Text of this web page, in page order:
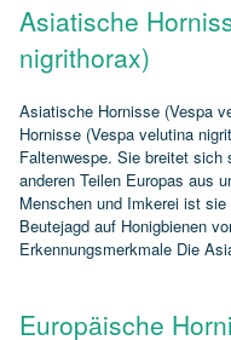
Asiatische
nigrithorax)
Asiatische Hornisse (Vespa
Hornisse (Vespa velutina
Faltenwespe. Sie breitet sich
anderen Teilen Europas aus
Menschen und Imkerei ist
Beutejagd auf Honigbienen
Erkennungsmerkmale Die
Europäische